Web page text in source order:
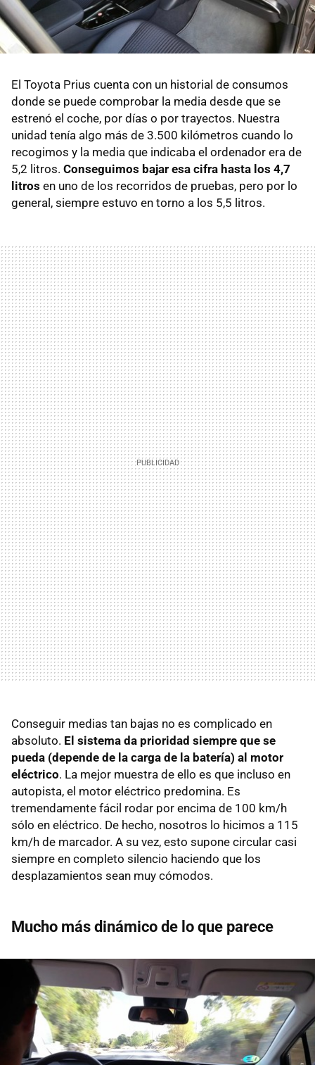
El Toyota Prius cuenta con un historial de consumos
donde se puede comprobar la media desde que se
estrenó el coche, por días o por trayectos. Nuestra
unidad tenía algo más de 3.500 kilómetros cuando lo
recogimos y la media que indicaba el ordenador era de
5,2 litros. Conseguimos bajar esa cifra hasta los 4,7
litros en uno de los recorridos de pruebas, pero por lo
general, siempre estuvo en torno a los 5,5 litros.
Conseguir medias tan bajas no es complicado en
absoluto. El sistema da prioridad siempre que se
pueda (depende de la carga de la batería) al motor
eléctrico. La mejor muestra de ello es que incluso en
autopista, el motor eléctrico predomina. Es
tremendamente fácil rodar por encima de 100 km/h
sólo en eléctrico. De hecho, nosotros lo hicimos a 115
km/h de marcador. A su vez, esto supone circular casi
siempre en completo silencio haciendo que los
desplazamientos sean muy cómodos.
Mucho más dinámico de lo que parece